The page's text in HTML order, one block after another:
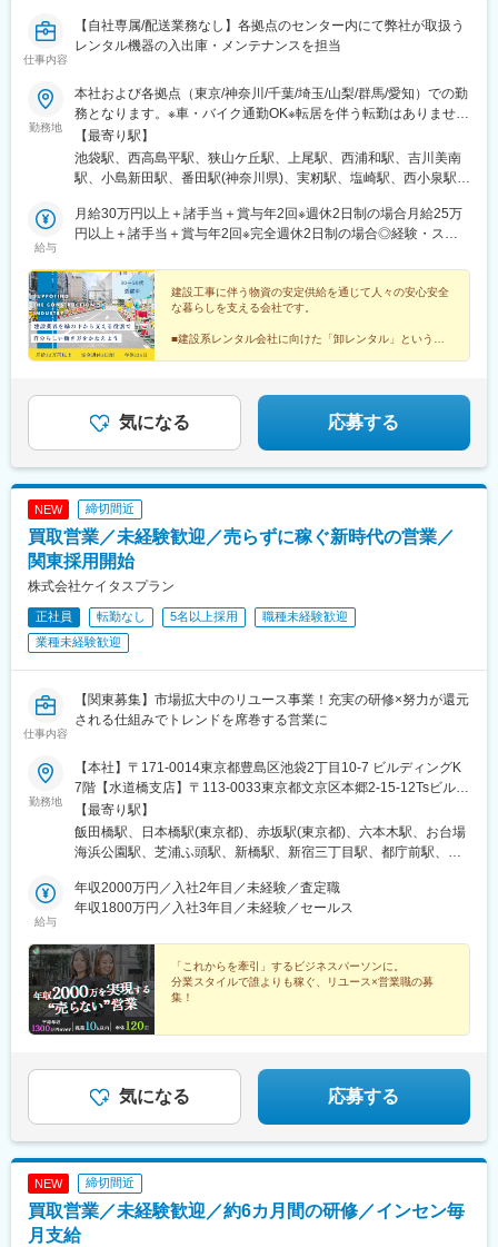
仕事内容
【自社専属/配送業務なし】各拠点のセンター内にて弊社が取扱う
レンタル機器の入出庫・メンテナンスを担当
勤務地
本社および各拠点（東京/神奈川/千葉/埼玉/山梨/群馬/愛知）での勤
務となります。※車・バイク通勤OK※転居を伴う転勤はありません
★太田センター（群馬）オープニングメンバー募集中！＜東京＞■
池袋本社/東京都豊島区南池袋2-28-14 大和証券池袋ビル7F＜埼玉
＞■和光総合仮設センター/埼玉県和光市下新倉6-15■所沢センタ
市北区別所町65-4■朝霞総合保安センター/埼玉県朝霞市大字上内
間木818■三郷内装仮設センター/埼玉県三郷市上彦名54-1＜神奈川
ー/神奈川県相模原市中央区田名9314＜千葉＞■千葉北センター／
千葉県千葉市花見川区天戸町756-4 ＜山梨＞■山梨営業所・機材セ
ンター/山梨県南アルプス市飯野2895-1＜群馬＞■太田センター/営
業所群馬県太田市末広町544‐6<愛知>■名古屋センター/愛知県海部
郡蟹江町西之森5-12-1
【最寄り駅】
池袋駅、西高島平駅、狭山ケ丘駅、上尾駅、西浦和駅、吉川美南
駅、小島新田駅、番田駅(神奈川県)、実籾駅、塩崎駅、西小泉駅、
給与
月給30万円以上＋諸手当＋賞与年2回※週休2日制の場合月給25万
円以上＋諸手当＋賞与年2回※完全週休2日制の場合◎経験・スキ
します
建設工事に伴う物資の安定供給を通じて人々の安心安全
な暮らしを支える会社です。
■建設系レンタル会社に向けた「卸レンタル」というニ
気になる 応募する
NEW 締切間近
買取営業／未経験歓迎／売らずに稼ぐ新時代の営業／
関東採用開始
株式会社ケイタスプラン
正社員 転勤なし 5名以上採用
職種未経験歓迎
業種未経験歓迎
仕事内容
【関東募集】市場拡大中のリユース事業！充実の研修×努力が還元
される仕組みでトレンドを席巻する営業に
勤務地
【本社】〒171-0014東京都豊島区池袋2丁目10-7 ビルディングK
7階【水道橋支店】〒113-0033東京都文京区本郷2-15-12Tsビル
【宇都宮支店】〒321-0953栃木県宇都宮市東宿郷5丁目1-16 ルー
セントビル2階【大阪支社】〒541-0048大阪大阪市中央区瓦町3-
2-7グリーンビル4F【その他関連勤務地】・関東圏内（千葉県、埼
都府、奈良県、滋賀県、和歌山県など）※転勤はございません。※
希望を100％考慮いたします。
【最寄り駅】
飯田橋駅、日本橋駅(東京都)、赤坂駅(東京都)、六本木駅、お台場
海浜公園駅、芝浦ふ頭駅、新橋駅、新宿三丁目駅、都庁前駅、高
上駅、錦糸町駅、青海駅(東京都)、豊洲駅、有明駅(東京都)、亀戸
駅、木場駅(東京都)、天王洲アイル駅、立会川駅、大崎広小路駅、
駅、経堂駅、渋谷駅、明治神宮前駅、原宿駅、恵比寿駅、中野駅
(東京都)、荻窪駅、池袋駅、向原駅(東京都)、都電雑司ケ谷駅、赤
羽駅、南千住駅、東武練馬駅、光が丘駅、北千住駅、亀有駅、西
葛西駅、吉祥寺駅、井の頭公園駅、三鷹駅、府中競馬正門前駅、
調布駅、町田駅、南町田グランベリーパーク駅、豊田駅、国分寺
摩センター駅、京王よみうりランド駅、武蔵引田駅、新高島駅、
横浜駅、元町・中華街駅、伊勢佐木長者町駅、神奈川駅、新横浜
遊園駅、新百合ケ丘駅、橋本駅(神奈川県)、相模原駅、相模大野
駅、汐入駅、横須賀中央駅、平塚駅、鎌倉駅、大船駅、藤沢駅、
辻堂駅、石上駅、小田原駅、鴨宮駅、茅ケ崎駅、逗子・葉山駅、
三崎口駅、秦野駅、倉見駅、中央林間駅、伊勢原駅、海老名駅(相
給与
年収2000万円／入社2年目／未経験／査定職
年収1800万円／入社3年目／未経験／セールス
「これからを牽引」するビジネスパーソンに。
分業スタイルで誰よりも稼ぐ、リユース×営業職の募
集！
＃月平均残業10h以下
＃独立＆フリーランス化も支援
気になる 応募する
NEW 締切間近
買取営業／未経験歓迎／約6カ月間の研修／インセン毎
月支給